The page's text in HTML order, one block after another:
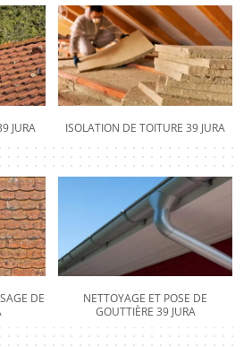
JURA ISOLATION DE TOITURE 39 JURA
DE
NETTOYAGE ET POSE DE
GOUTTIÈRE 39 JURA